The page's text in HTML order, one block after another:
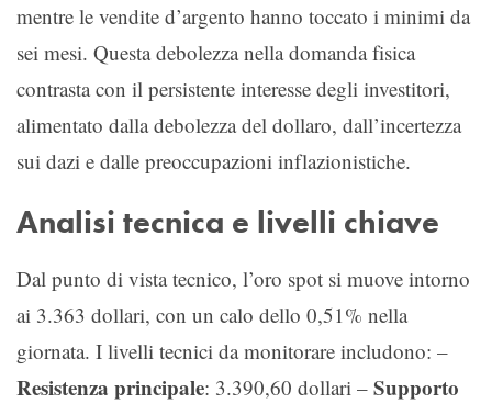
mentre le vendite d’argento hanno toccato i minimi da
sei mesi. Questa debolezza nella domanda fisica
contrasta con il persistente interesse degli investitori,
alimentato dalla debolezza del dollaro, dall’incertezza
sui dazi e dalle preoccupazioni inflazionistiche.
Analisi tecnica e livelli chiave
Dal punto di vista tecnico, l’oro spot si muove intorno
ai 3.363 dollari, con un calo dello 0,51% nella
giornata. I livelli tecnici da monitorare includono: –
Resistenza principale: 3.390,60 dollari – Supporto